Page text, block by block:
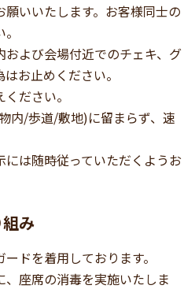
いいたします。お客様同士の
および会場付近でのチェキ、グ
お止めください。
ださい。
内/歩道/敷地)に留まらず、速
には随時従っていただくようお
み
ドを着用しております。
、座席の消毒を実施いたしま